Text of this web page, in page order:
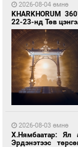
тоглохоор боллоо
дэмжсэний үр
савнууд эхнээсээ
2026-08-04 өмнө
KHARKHORUM
22-23-нд Төв
2026-08-03 өмнө
Х.Нямбаатар: Ял
Эрдэнэтээс